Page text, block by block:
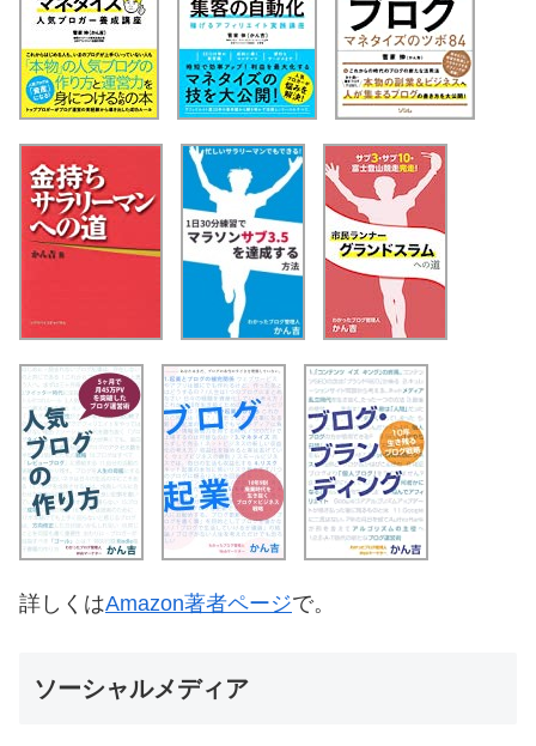
詳しくはAmazon著者ページで。
ソーシャルメディア